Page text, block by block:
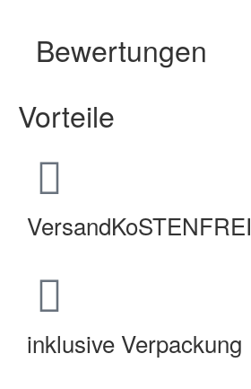
Bewertungen
Vorteile
VersandKoSTENFREI
inklusive Verpackung